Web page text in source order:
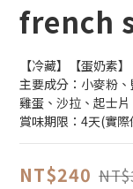
french
【冷藏】【蛋奶素】
主要成分：小麥粉
雞蛋、沙拉、起士片
賞味期限：4天(實
NT$240